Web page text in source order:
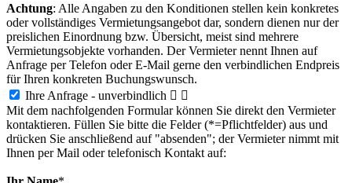
Achtung: Alle Angaben zu den Konditionen stellen kein konkretes
oder vollständiges Vermietungsangebot dar, sondern dienen nur der
preislichen Einordnung bzw. Übersicht, meist sind mehrere
Vermietungsobjekte vorhanden. Der Vermieter nennt Ihnen auf
Anfrage per Telefon oder E-Mail gerne den verbindlichen Endpreis
für Ihren konkreten Buchungswunsch.
Ihre Anfrage - unverbindlich  
Mit dem nachfolgenden Formular können Sie direkt den Vermieter
kontaktieren. Füllen Sie bitte die Felder (*=Pflichtfelder) aus und
drücken Sie anschließend auf "absenden"; der Vermieter nimmt mit
Ihnen per Mail oder telefonisch Kontakt auf: